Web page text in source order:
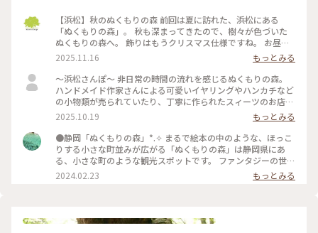
【浜松】秋のぬくもりの森 前回は夏に訪れた、浜松にある
「ぬくもりの森」。 秋も深まってきたので、樹々が色づいた
ぬくもりの森へ。 飾りはもうクリスマス仕様ですね。 お昼ご
飯の代わりに、「森のスモーキーターキーレッグ」をいただき
ました。 ジューシーで、ちょっとスモーキーで、とても美味
しい。 ちょっと食べにくいけどw これひとつで結構お腹いっ
ぱいになります。 次はもう少し食べやすそうな「骨付きソーセ
ージ」を試してみよう。 デザートにジェラート。 今回は地元
の三日日（みっかび）みかん味をチョイス。 こちらも安心の
ちょうど良い美味しさ。
2025.11.16
もっとみる
〜浜松さんぽ〜 非日常の時間の流れを感じるぬくもりの森。
ハンドメイド作家さんによる可愛いイヤリングやハンカチなど
の小物類が売られていたり、丁寧に作られたスィーツのお店が
数軒並ぶ可愛い森でした。 一番行きたかった森のチーズケー
キやさんにて、森のピクニックセットを注文。 パイやクロワッ
サンなどのパンを1つ コンソメやコーンスープなどから1つ ボ
トルチーズケーキを1つ のセットです。 どれもしっかりした味
で、だけどしつこくはなく大満足です。 浜松市の「シン・ハマ
マツ計画」の1つ浜松市役所に設置されたエヴァンゲリオン初
号機立像を見に行きました。 天竜エリアが「シン・エヴァン
祝10時〜16時 とホームページには記載されています。 #私の
2025.10.19
もっとみる
●静岡「ぬくもりの森」*⁠.⁠✧ まるで絵本の中のような、ほっこ
りする小さな町並みが広がる「ぬくもりの森」は静岡県にあ
る、小さな町のような観光スポットです。 ファンタジーの世界
からそのまま出てきたようなレストランや雑貨屋さん、カフェ
に癒やされるのはもちろん、この町にはいろいろな所に楽しめ
つけたら子供も大人も顔がほころぶような隠し要素があり、私
2024.02.23 もっとみる